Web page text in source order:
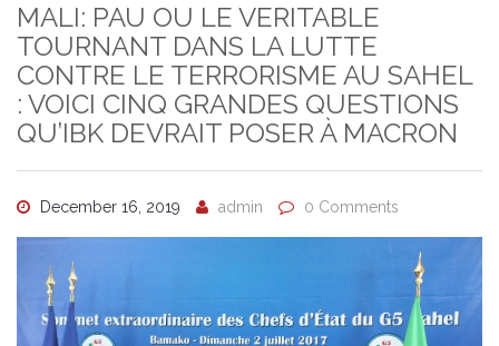
MALI: PAU OU LE VERITABLE
TOURNANT DANS LA LUTTE
CONTRE LE TERRORISME AU SAHEL
: VOICI CINQ GRANDES QUESTIONS
QU’IBK DEVRAIT POSER À MACRON
December 16, 2019 admin 0 Comments